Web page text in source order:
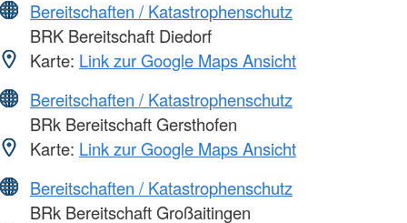
Bereitschaften / Katastrophenschutz
BRK Bereitschaft Diedorf
Karte: Link zur Google Maps Ansicht
Bereitschaften / Katastrophenschutz
BRk Bereitschaft Gersthofen
Karte: Link zur Google Maps Ansicht
Bereitschaften / Katastrophenschutz
BRk Bereitschaft Großaitingen